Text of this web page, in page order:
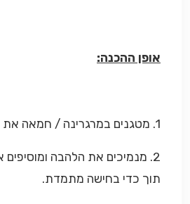
אופן ההכנה:
1. מטגנים במרגרינה / חמאה את הבצל עד להזהבה.
2. מנמיכים את הלהבה
תוך כדי בחישה מתמדת.